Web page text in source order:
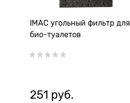
IMAC угольный фильтр для
био-туалетов
251 руб.